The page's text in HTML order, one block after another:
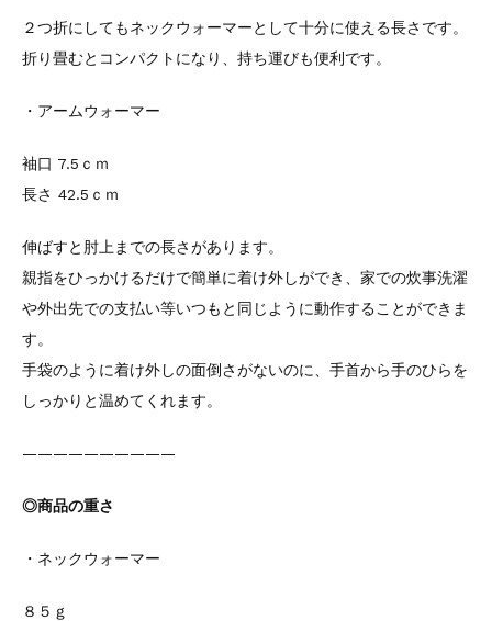
２つ折にしてもネックウォーマーとして十分に使える長さです。
折り畳むとコンパクトになり、持ち運びも便利です。
・アームウォーマー
袖口 7.5ｃｍ
長さ 42.5ｃｍ
伸ばすと肘上までの長さがあります。
親指をひっかけるだけで簡単に着け外しができ、家での炊事洗濯
や外出先での支払い等いつもと同じように動作することができま
す。
手袋のように着け外しの面倒さがないのに、手首から手のひらを
しっかりと温めてくれます。
——————————
◎商品の重さ
・ネックウォーマー
８５ｇ